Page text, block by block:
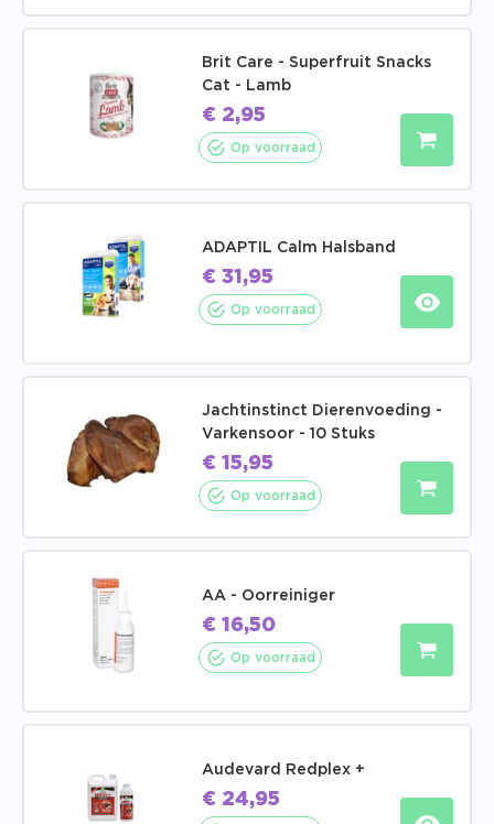
Brit Care - Superfruit Snacks
Cat - Lamb
€ 2,95
Op voorraad
ADAPTIL Calm Halsband
€ 31,95
Op voorraad
Jachtinstinct Dierenvoeding -
Varkensoor - 10 Stuks
€ 15,95
Op voorraad
AA - Oorreiniger
€ 16,50
Op voorraad
Audevard Redplex +
€ 24,95